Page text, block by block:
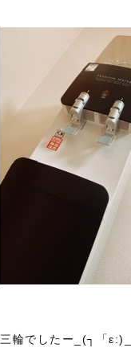
三輪でしたー_(┐「